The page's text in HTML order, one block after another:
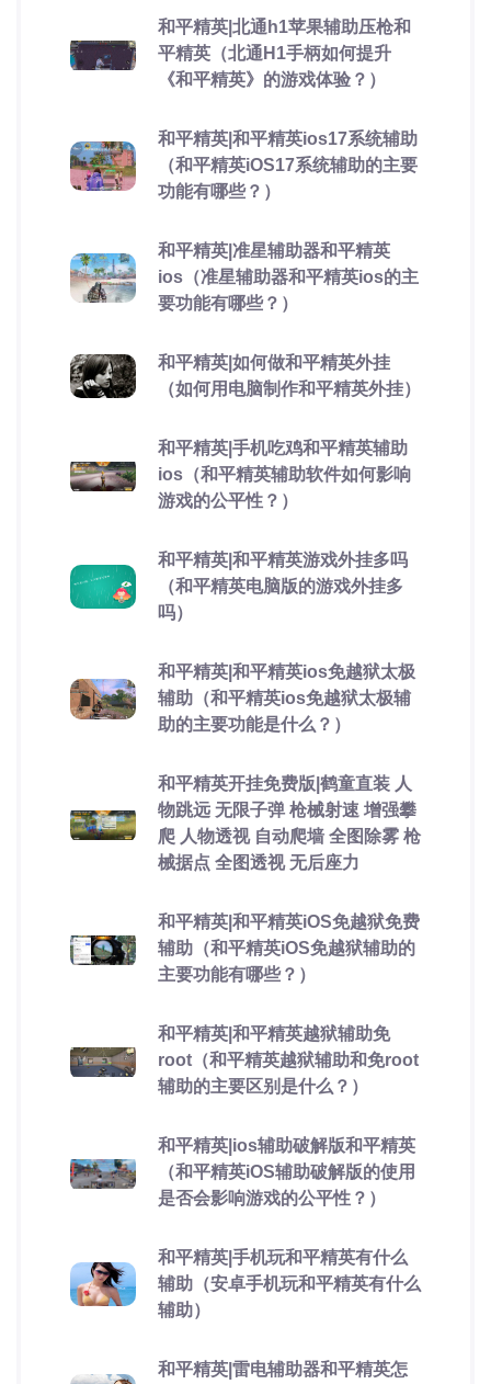
和平精英|北通h1苹果辅助压枪和
平精英（北通H1手柄如何提升
《和平精英》的游戏体验？）
和平精英|和平精英ios17系统辅助
（和平精英iOS17系统辅助的主要
功能有哪些？）
和平精英|准星辅助器和平精英
ios（准星辅助器和平精英ios的主
要功能有哪些？）
和平精英|如何做和平精英外挂
（如何用电脑制作和平精英外挂）
和平精英|手机吃鸡和平精英辅助
ios（和平精英辅助软件如何影响
游戏的公平性？）
和平精英|和平精英游戏外挂多吗
（和平精英电脑版的游戏外挂多
吗）
和平精英|和平精英ios免越狱太极
辅助（和平精英ios免越狱太极辅
助的主要功能是什么？）
和平精英开挂免费版|鹤童直装 人
物跳远 无限子弹 枪械射速 增强攀
爬 人物透视 自动爬墙 全图除雾 枪
械据点 全图透视 无后座力
和平精英|和平精英iOS免越狱免费
辅助（和平精英iOS免越狱辅助的
主要功能有哪些？）
和平精英|和平精英越狱辅助免
root（和平精英越狱辅助和免root
辅助的主要区别是什么？）
和平精英|ios辅助破解版和平精英
（和平精英iOS辅助破解版的使用
是否会影响游戏的公平性？）
和平精英|手机玩和平精英有什么
辅助（安卓手机玩和平精英有什么
辅助）
和平精英|雷电辅助器和平精英怎